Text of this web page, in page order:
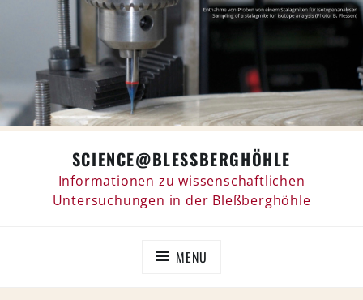
SCIENCE@BLESSBERGHÖHLE
Informationen zu wissenschaftlichen
Untersuchungen in der Bleßberghöhle
MENU